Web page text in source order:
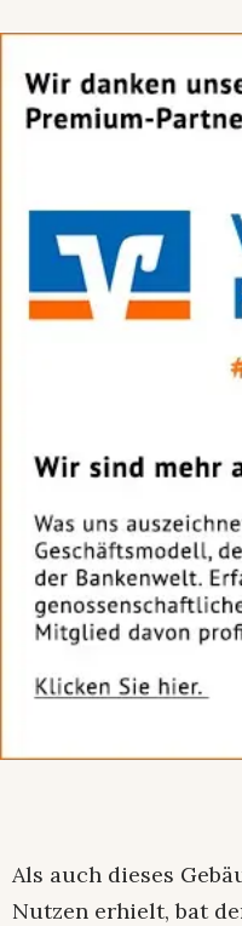
Als auch dieses
Nutzen erhielt, bat